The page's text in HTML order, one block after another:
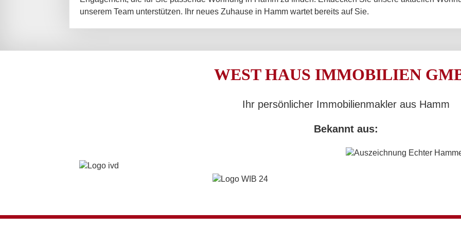
unserem Team unterstützen. Ihr neues Zuhause in Hamm wartet bereits auf Sie.
WEST HAUS IMMOBILIEN
Ihr persönlicher Immobilienmakler aus Hamm
Bekannt aus: